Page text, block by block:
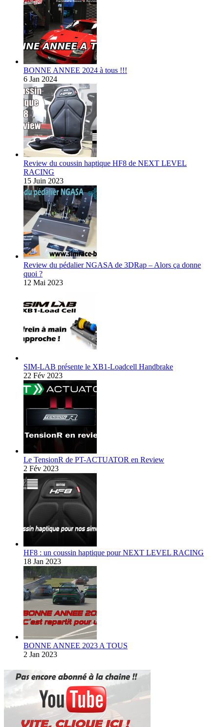
BONNE ANNEE 2024 à tous !!!
6 Jan 2024
Review du coussin haptique HF8 de NEXT LEVEL
RACING
15 Juin 2023
Review du pédalier NGASA de 3DRap – Alors ça donne
quoi ?
12 Mai 2023
SIM-LAB présente le XB1-Loadcell Handbrake
22 Fév 2023
Le TensionR de PT-ACTUATOR en Review
2 Fév 2023
HF8 : un coussin haptique pour NEXT LEVEL RACING
18 Jan 2023
BONNE ANNEE 2023 A TOUS
2 Jan 2023